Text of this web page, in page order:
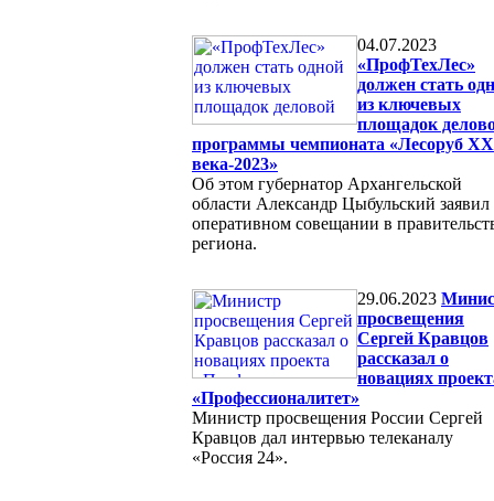
04.07.2023
«ПрофТехЛес»
должен стать
из ключевых
площадок
программы чемпионата «Лесоруб
века-2023»
Об этом губернатор Архангельской
области Александр Цыбульский заявил
оперативном совещании в
региона.
29.06.2023
просвещения
Сергей Кравцов
рассказал о
новациях
«Профессионалитет»
Министр просвещения России Сергей
Кравцов дал интервью телеканалу
«Россия 24».